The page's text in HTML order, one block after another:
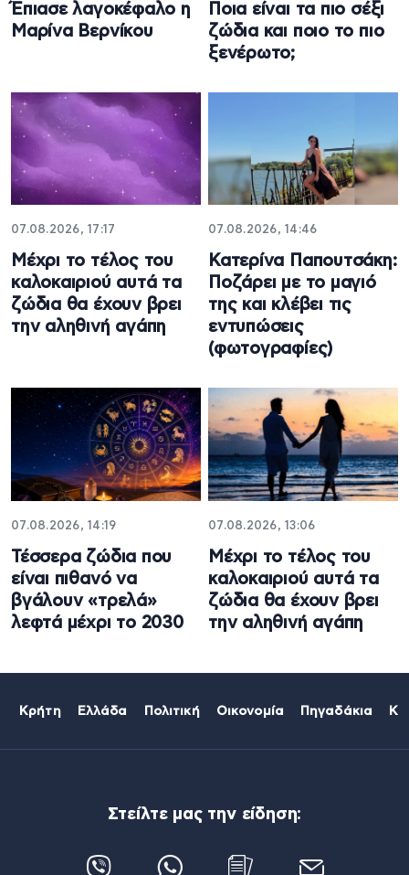
Έπιασε λαγοκέφαλο η
Μαρίνα Βερνίκου
Ποια είναι τα πιο σέξι
ζώδια και ποιο το πιο
ξενέρωτο;
07.08.2026, 17:17
Μέχρι το τέλος του
καλοκαιριού αυτά τα
ζώδια θα έχουν βρει
την αληθινή αγάπη
07.08.2026, 14:46
Κατερίνα Παπουτσάκη:
Ποζάρει με το μαγιό
της και κλέβει τις
εντυπώσεις
(φωτογραφίες)
07.08.2026, 14:19
Τέσσερα ζώδια που
είναι πιθανό να
βγάλουν «τρελά»
λεφτά μέχρι το 2030
07.08.2026, 13:06
Μέχρι το τέλος του
καλοκαιριού αυτά τα
ζώδια θα έχουν βρει
την αληθινή αγάπη
Κρήτη Ελλάδα Πολιτική Οικονομία Πηγαδάκια
Στείλτε μας την είδηση: